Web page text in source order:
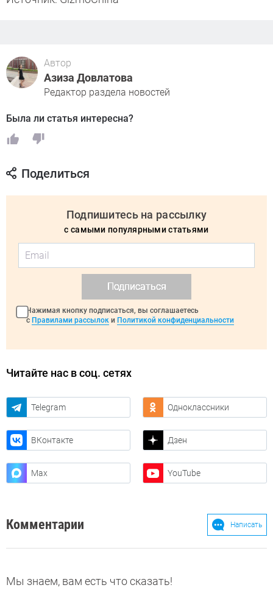
Автор
Азиза Довлатова
Редактор раздела новостей
Была ли статья интересна?
Поделиться
Подпишитесь на рассылку
с самыми популярными статьями
Подписаться
Нажимая кнопку подписаться, вы соглашаетесь
с Правилами рассылок и Политикой конфиденциальности
Читайте нас в соц. сетях
Telegram Одноклассники
ВКонтакте Дзен
Max YouTube
Комментарии Написать
Мы знаем, вам есть что сказать!